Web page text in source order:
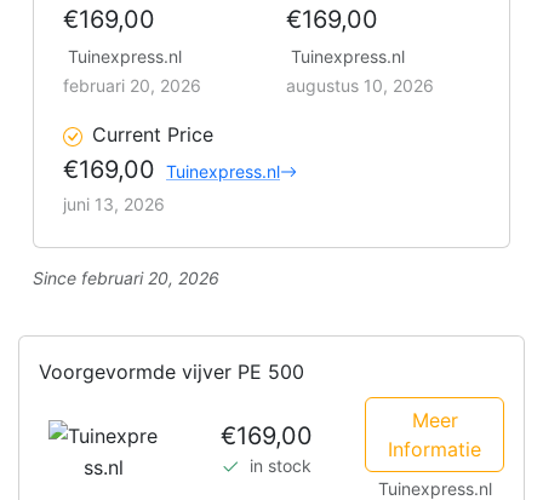
€169,00
Tuinexpress.nl
februari 20, 2026
€169,00
Tuinexpress.nl
augustus 10, 2026
Current Price
€169,00 Tuinexpress.nl
juni 13, 2026
Since februari 20, 2026
Voorgevormde vijver PE 500
€169,00
in stock
Meer
Informatie
Tuinexpress.nl